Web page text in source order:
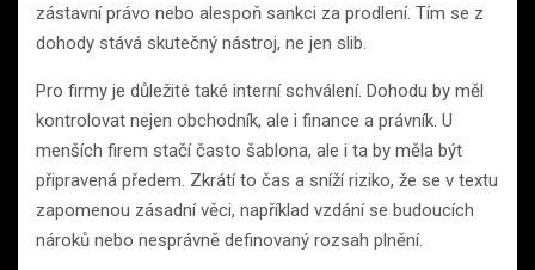
zástavní právo nebo alespoň sankci za prodlení. Tím se z
dohody stává skutečný nástroj, ne jen slib.
Pro firmy je důležité také interní schválení. Dohodu by měl
kontrolovat nejen obchodník, ale i finance a právník. U
menších firem stačí často šablona, ale i ta by měla být
připravená předem. Zkrátí to čas a sníží riziko, že se v textu
zapomenou zásadní věci, například vzdání se budoucích
nároků nebo nesprávně definovaný rozsah plnění.